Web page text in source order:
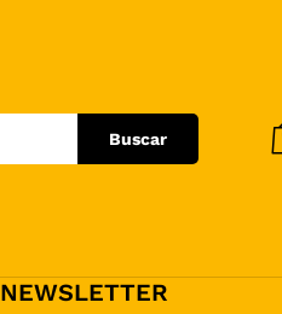
Buscar
NEWSLETTER